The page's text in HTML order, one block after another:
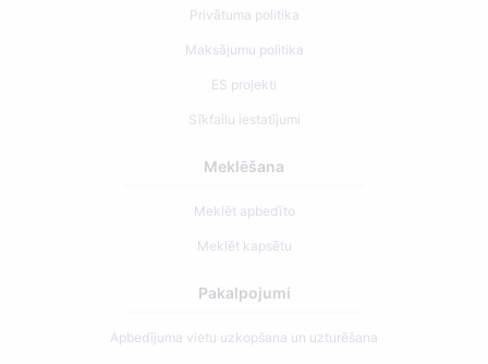
Privātuma politika
Maksājumu politika
ES projekti
Sīkfailu iestatījumi
Meklēšana
Meklēt apbedīto
Meklēt kapsētu
Pakalpojumi
Apbedījuma vietu uzkopšana un uzturēšana